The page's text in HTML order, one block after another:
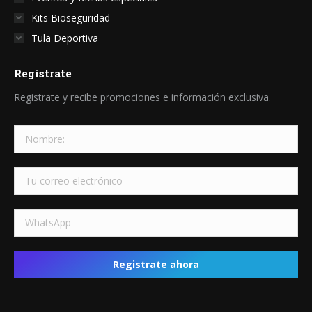
Kits Bioseguridad
Tula Deportiva
Registrate
Registrate y recibe promociones e información exclusiva.